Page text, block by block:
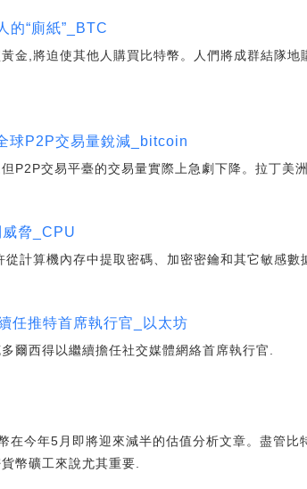
的“廁紙”_BTC
金,將迫使其他人購買比特幣。人們將成群結隊地
球P2P交易量銳減_bitcoin
P2P交易平臺的交易量實際上急劇下降。拉丁美
脅_CPU
計算機內存中提取密碼、加密密鑰和其它敏感數
任推特首席執行官_以太坊
西得以繼續擔任社交媒體網絡首席執行官.
今年5月即將迎來減半的估值分析文章。盡管比
幣礦工來說尤其重要.